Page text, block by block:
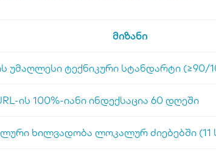
მიზანი
უმაღლესი ტექნიკური სტანდარტი (≥90/
ის 100%-იანი ინდექსაცია 60 დღეში
ხილვადობა ლოკალურ ძიებებში (11